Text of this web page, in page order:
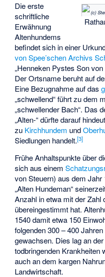
(c)
Die erste
schriftliche
Erwähnung
Altenhundems
befindet sich in einer
von Spee’schen Archivs
„Henneken Pystes Son
Der Ortsname beruht auf
Eine Bezugnahme auf das
„schwellend“ führt zu dem
„schwellender Bach“. Das
„Alten-“ dürfte darauf
zu Kirchhundem und
Siedlungen handelt.[3]
Frühe Anhaltspunkte über
sich aus einem
von Steuern) aus dem
„Alten Hundeman“
Anzahl in etwa mit der Zahl
übereingestimmt hat.
1540 damit etwa 150
folgenden 300 – 400
gewachsen. Dies lag an
todbringenden Krankheiten
auch an dem kargen
Landwirtschaft.